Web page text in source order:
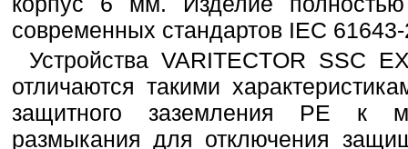
современных стандартов IEC
Устройства VARITECTOR SSC
отличаются такими
защитного заземления PE к
размыкания для отключения